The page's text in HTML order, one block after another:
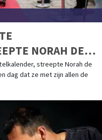
NORAH DE
OPKIKKERDAG
streepte Norah de
dag dat ze met zijn allen de